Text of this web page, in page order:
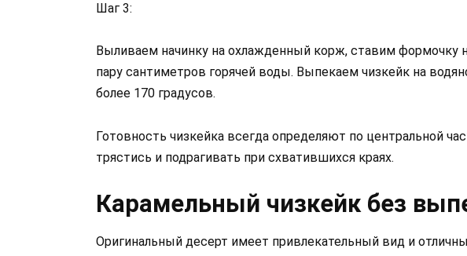
Шаг 3:
Выливаем начинку на охлажденный корж, ставим формочку
пару сантиметров горячей воды. Выпекаем чизкейк на
более 170 градусов.
Готовность чизкейка всегда определяют по центральной
трястись и подрагивать при схватившихся краях.
Карамельный чизкейк без
Оригинальный десерт имеет привлекательный вид и